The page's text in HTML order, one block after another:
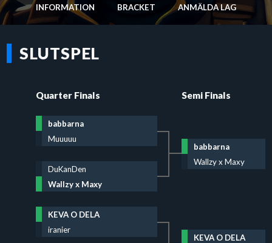
INFORMATION BRACKET ANMÄLDA LAG
SLUTSPEL
Quarter Finals
babbarna
Muuuuu
DuKanDen
Wallzy x Maxy
KEVA O DELA
iranier
Semi Finals
babbarna
Wallzy x Maxy
KEVA O DELA